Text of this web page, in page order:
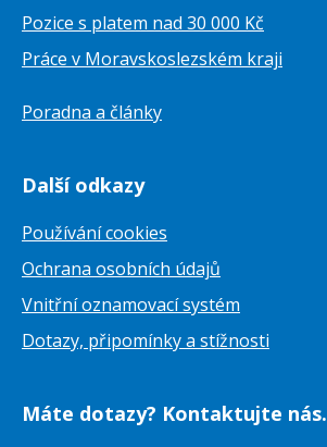
Pozice s platem nad 30 000 Kč
Práce v Moravskoslezském kraji
Poradna a články
Další odkazy
Používání cookies
Ochrana osobních údajů
Vnitřní oznamovací systém
Dotazy, připomínky a stížnosti
Máte dotazy? Kontaktujte nás.